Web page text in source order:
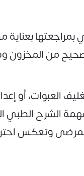
بمراجعتها
من
أو
الشرح الطبي
وتعكس